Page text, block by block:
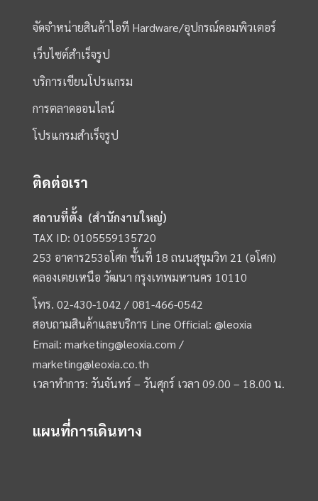
จัดจำหน่ายสินค้าไอที Hardware/อุปกรณ์คอมพิวเตอร์
เว็บไซต์สำเร็จรูป
บริการเขียนโปรแกรม
การตลาดออนไลน์
โปรแกรมสำเร็จรูป
ติดต่อเรา
สถานที่ตั้ง (สำนักงานใหญ่)
TAX ID: 0105559135720
253 อาคาร253อโศก ชั้นที่ 18 ถนนสุขุมวิท 21 (อโศก)
คลองเตยเหนือ วัฒนา กรุงเทพมหานคร 10110
โทร.02-430-1042 /081-466-0542
สอบถามสินค้าและบริการ Line Official:@leoxia
Email:marketing@leoxia.com /
marketing@leoxia.co.th
เวลาทำการ: วันจันทร์ – วันศุกร์ เวลา 09.00 – 18.00 น.
แผนที่การเดินทาง